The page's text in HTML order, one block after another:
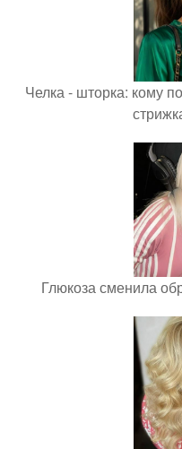
Челка - шторка: кому
Глюкоза сменила